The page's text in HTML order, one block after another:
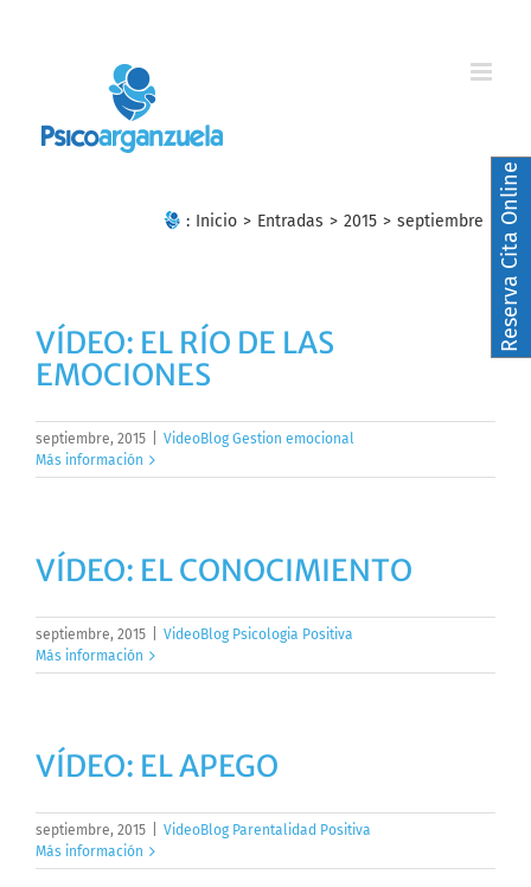
: Inicio > Entradas > 2015 > septiembre
VÍDEO: EL RÍO DE LAS
EMOCIONES
septiembre, 2015
VideoBlog Gestion emocional
Más información
VÍDEO: EL CONOCIMIENTO
septiembre, 2015
VideoBlog Psicologia Positiva
Más información
VÍDEO: EL APEGO
septiembre, 2015
VideoBlog Parentalidad Positiva
Más información
Reserva Cita Online